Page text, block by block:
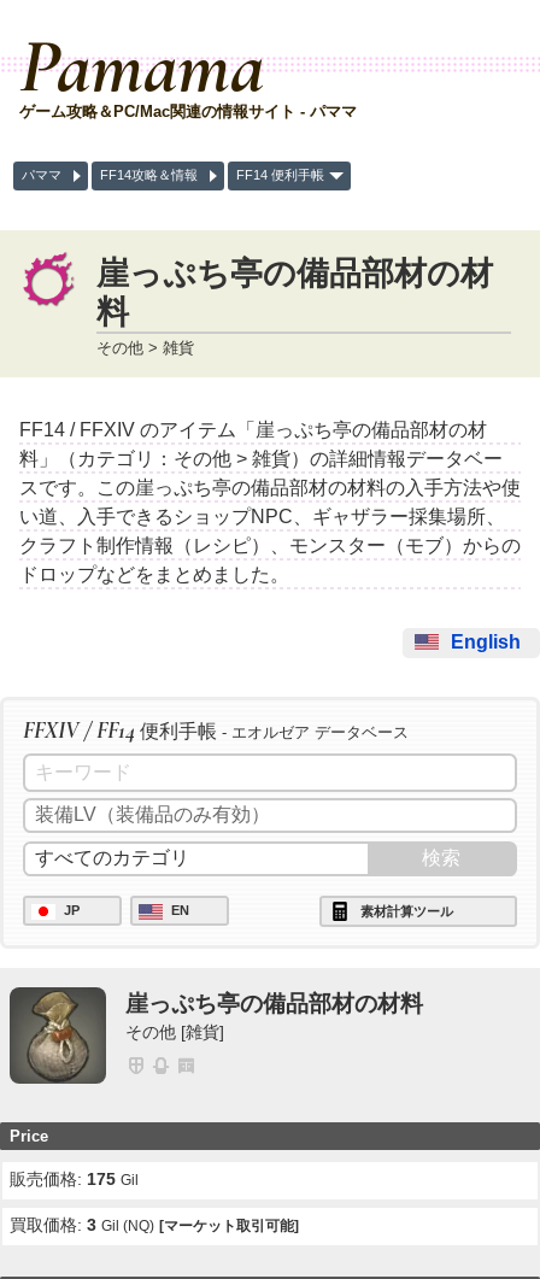
Pamama
ゲーム攻略＆PC/Mac関連の情報サイト - パママ
パママ FF14攻略＆情報 FF14 便利手帳
崖っぷち亭の備品部材の材
料
その他 > 雑貨
FF14 / FFXIV のアイテム「崖っぷち亭の備品部材の材
料」（カテゴリ：その他 > 雑貨）の詳細情報データベー
スです。この崖っぷち亭の備品部材の材料の入手方法や使
い道、入手できるショップNPC、ギャザラー採集場所、
クラフト制作情報（レシピ）、モンスター（モブ）からの
ドロップなどをまとめました。
English
FFXIV / FF14 便利手帳 - エオルゼア データベース
JP EN 素材計算ツール
崖っぷち亭の備品部材の材料
その他 [雑貨]
Price
販売価格:175 Gil
買取価格:3 Gil (NQ) [マーケット取引可能]